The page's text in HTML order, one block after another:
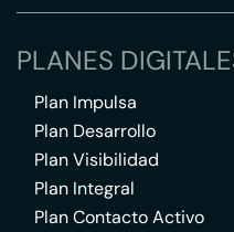
PLANES
Plan Impulsa
Plan Desarrollo
Plan Visibilidad
Plan Integral
Plan Contacto Activo